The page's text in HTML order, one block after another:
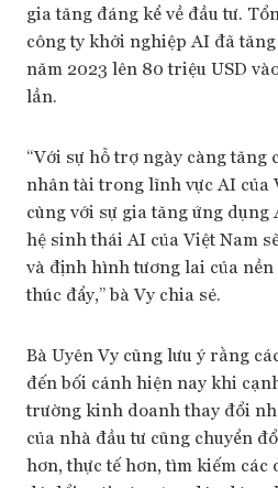
gia tăng đáng kể về đầu tư.
công ty khởi nghiệp AI đã
năm 2023 lên 80 triệu USD
lần.
“Với sự hỗ trợ ngày càng tăng
nhân tài trong lĩnh vực AI của
cùng với sự gia tăng ứng
hệ sinh thái AI của Việt Nam
và định hình tương lai của
thúc đẩy,” bà Vy chia sẻ.
Bà Uyên Vy cũng lưu ý rằng
đến bối cảnh hiện nay khi
trường kinh doanh thay đổi
của nhà đầu tư cũng chuyển
hơn, thực tế hơn, tìm kiếm các